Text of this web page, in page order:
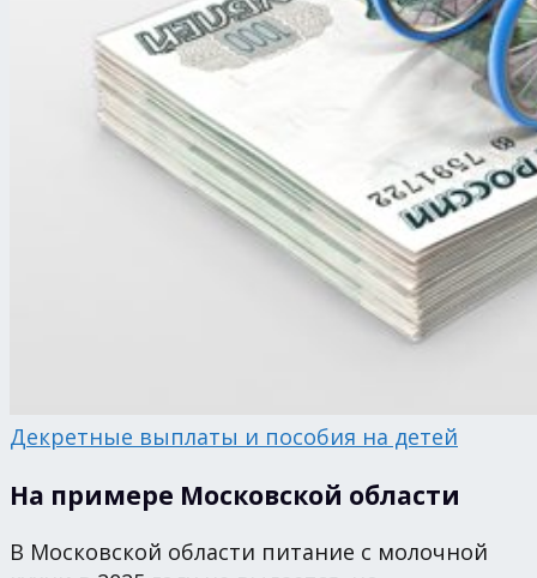
Декретные выплаты и пособия на детей
На примере Московской области
В Московской области питание с молочной